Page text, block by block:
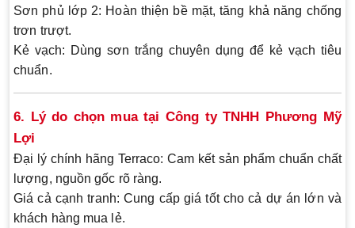
Sơn phủ lớp 2: Hoàn thiện bề mặt, tăng khả năng chống
trơn trượt.
Kẻ vạch: Dùng sơn trắng chuyên dụng để kẻ vạch tiêu
chuẩn.
6. Lý do chọn mua tại Công ty TNHH Phương Mỹ
Lợi
Đại lý chính hãng Terraco: Cam kết sản phẩm chuẩn chất
lượng, nguồn gốc rõ ràng.
Giá cả cạnh tranh: Cung cấp giá tốt cho cả dự án lớn và
khách hàng mua lẻ.